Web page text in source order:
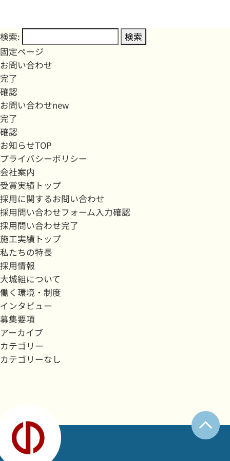
検索:
固定ページ
お問い合わせ
完了
確認
お問い合わせnew
完了
確認
お知らせTOP
プライバシーポリシー
会社案内
受賞実績トップ
採用に関するお問い合わせ
採用問い合わせフォーム入力確認
採用問い合わせ完了
施工実績トップ
私たちの特長
採用情報
大城組について
働く環境・制度
インタビュー
募集要項
アーカイブ
カテゴリー
カテゴリーなし